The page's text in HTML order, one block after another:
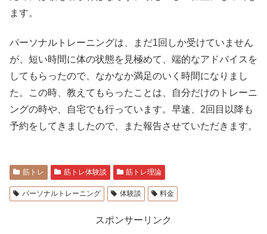
ます。
パーソナルトレーニングは、まだ1回しか受けていません
が、短い時間に体の状態を見極めて、端的なアドバイスを
してもらったので、なかなか満足のいく時間になりまし
た。この時、教えてもらったことは、自分だけのトレーニ
ングの時や、自宅でも行っています。早速、2回目以降も
予約をしてきましたので、また報告させていただきます。
筋トレ 筋トレ体験談 筋トレ理論
パーソナルトレーニング 体験談 料金
スポンサーリンク